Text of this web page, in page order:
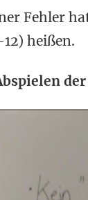
Fehler
heißen.